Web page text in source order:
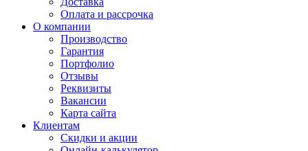
Оплата и рассрочка
О компании
Производство
Гарантия
Портфолио
Отзывы
Реквизиты
Вакансии
Карта сайта
Клиентам
Скидки и акции